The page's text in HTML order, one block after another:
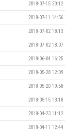
2018-07-15 20:12
2018-07-11 14:56
2018-07-02 18:13
2018-07-02 18:07
2018-06-04 16:25
2018-05-28 12:09
2018-05-20 19:58
2018-05-15 13:18
2018-04-23 11:12
2018-04-11 12:44